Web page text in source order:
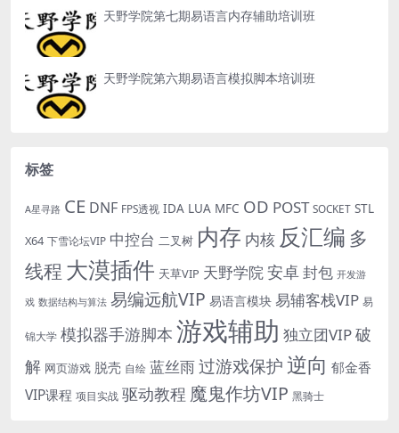
天野学院第七期易语言内存辅助培训班
天野学院第六期易语言模拟脚本培训班
标签
A星寻路 CE DNF FPS透视 IDA LUA MFC OD POST SOCKET STL
X64 下雪论坛VIP 中控台 二叉树 内存 内核 反汇编 多
线程 大漠插件 天草VIP 天野学院安卓封包 开发游
戏 数据结构与算法 易编远航VIP 易语言模块 易辅客栈VIP 易
锦大学 模拟器手游脚本 游戏辅助 独立团VIP破
解 网页游戏 脱壳 自绘 蓝丝雨过游戏保护逆向 郁金香
VIP课程 项目实战 驱动教程 魔鬼作坊VIP 黑骑士